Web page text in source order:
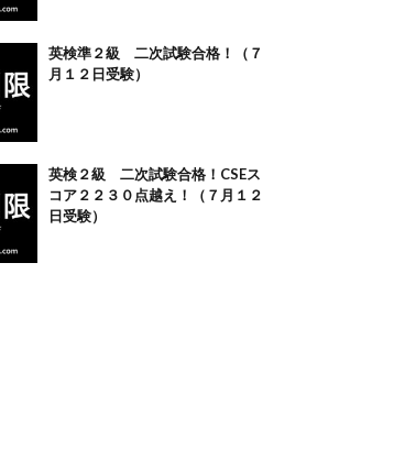
英検準２級 二次試験合格！（７
月１２日受験）
英検２級 二次試験合格！CSEス
コア２２３０点越え！（７月１２
日受験）